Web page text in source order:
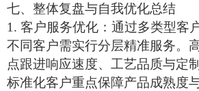
七、整体复盘与自我优化总结
1. 客户服务优化：通过多类型客
不同客户需实行分层精准服务。
点跟进响应速度、工艺品质与定
标准化客户重点保障产品成熟度